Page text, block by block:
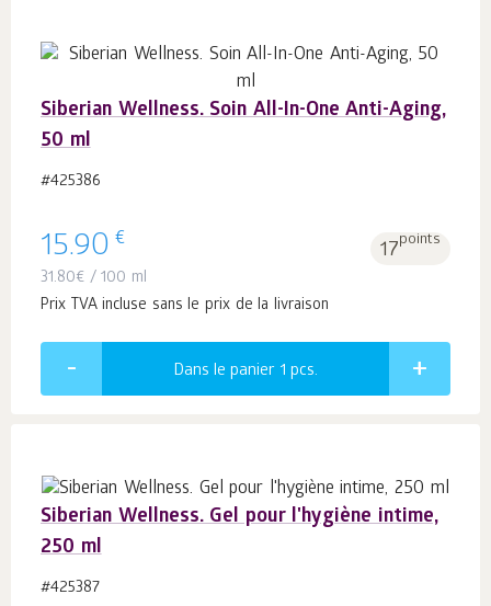
Siberian Wellness. Soin All-In-One Anti-Aging,
50 ml
#425386
15.90 € 17points
31.80€ / 100 ml
Prix TVA incluse sans le prix de la livraison
Dans le panier 1 pcs.
Siberian Wellness. Gel pour l'hygiène intime,
250 ml
#425387